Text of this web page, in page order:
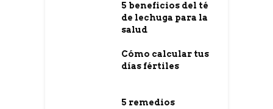
5 beneficios del té
de lechuga para la
salud
Cómo calcular tus
días fértiles
5 remedios